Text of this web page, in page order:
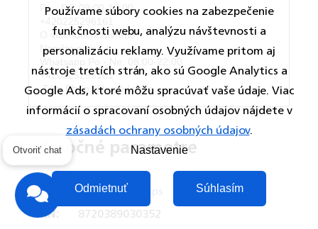
Používame súbory cookies na zabezpečenie
funkčnosti webu, analýzu návštevnosti a
personalizáciu reklamy. Využívame pritom aj
nástroje tretích strán, ako sú Google Analytics a
Google Ads, ktoré môžu spracúvať vaše údaje. Viac
informácií o spracovaní osobných údajov nájdete v
zásadách ochrany osobných údajov.
Nastavenie
Odmietnuť Súhlasím
Dodatočné parametre
Kategória :Kávovary Philips
EAN: 8720389030352